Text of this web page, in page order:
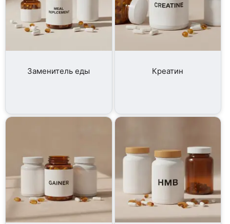
Заменитель еды Креатин